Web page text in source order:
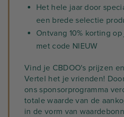
Het hele jaar door
een brede selectie
Ontvang 10% korting
met code NIEUW
Vind je CBDOO's prijzen
Vertel het je vrienden!
ons sponsorprogramma
totale waarde van de
in de vorm van